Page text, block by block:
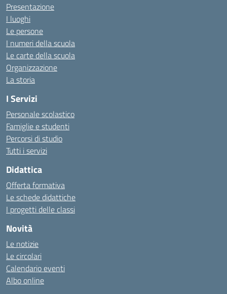
Presentazione
I luoghi
Le persone
I numeri della scuola
Le carte della scuola
Organizzazione
La storia
I Servizi
Personale scolastico
Famiglie e studenti
Percorsi di studio
Tutti i servizi
Didattica
Offerta formativa
Le schede didattiche
I progetti delle classi
Novità
Le notizie
Le circolari
Calendario eventi
Albo online